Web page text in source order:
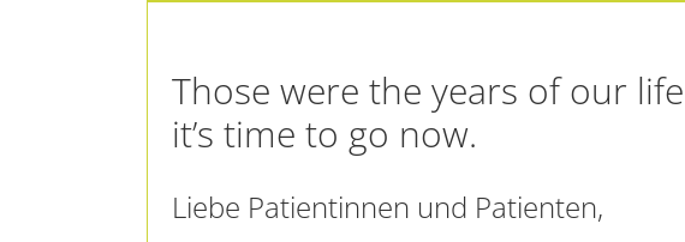
Those were the years of our
it’s time to go now.
Liebe Patientinnen und Patienten,